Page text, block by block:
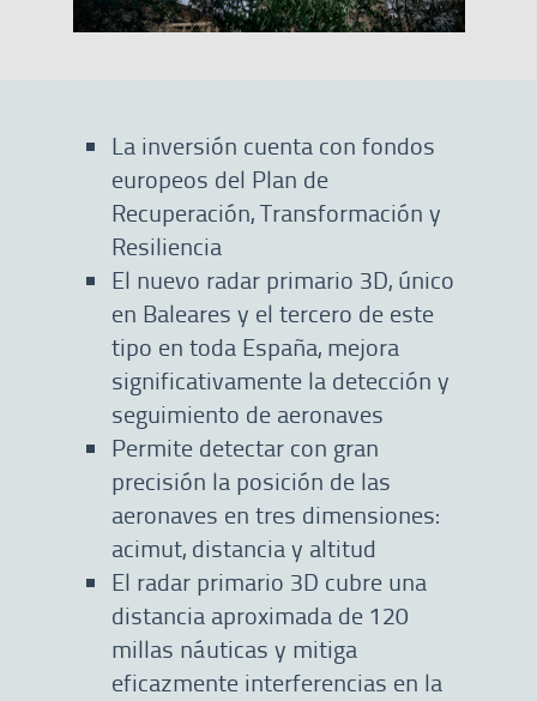
La inversión cuenta con fondos
europeos del Plan de
Recuperación, Transformación y
Resiliencia
El nuevo radar primario 3D, único
en Baleares y el tercero de este
tipo en toda España, mejora
significativamente la detección y
seguimiento de aeronaves
Permite detectar con gran
precisión la posición de las
aeronaves en tres dimensiones:
acimut, distancia y altitud
El radar primario 3D cubre una
distancia aproximada de 120
millas náuticas y mitiga
eficazmente interferencias en la